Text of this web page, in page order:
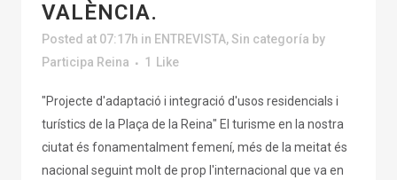
VALÈNCIA.
Posted at 07:17h in ENTREVISTA,Sin categoría by
Participa Reina
1 Like
"Projecte d'adaptació i integració d'usos residencials i
turístics de la Plaça de la Reina" El turisme en la nostra
ciutat és fonamentalment femení, més de la meitat és
nacional seguint molt de prop l'internacional que va en